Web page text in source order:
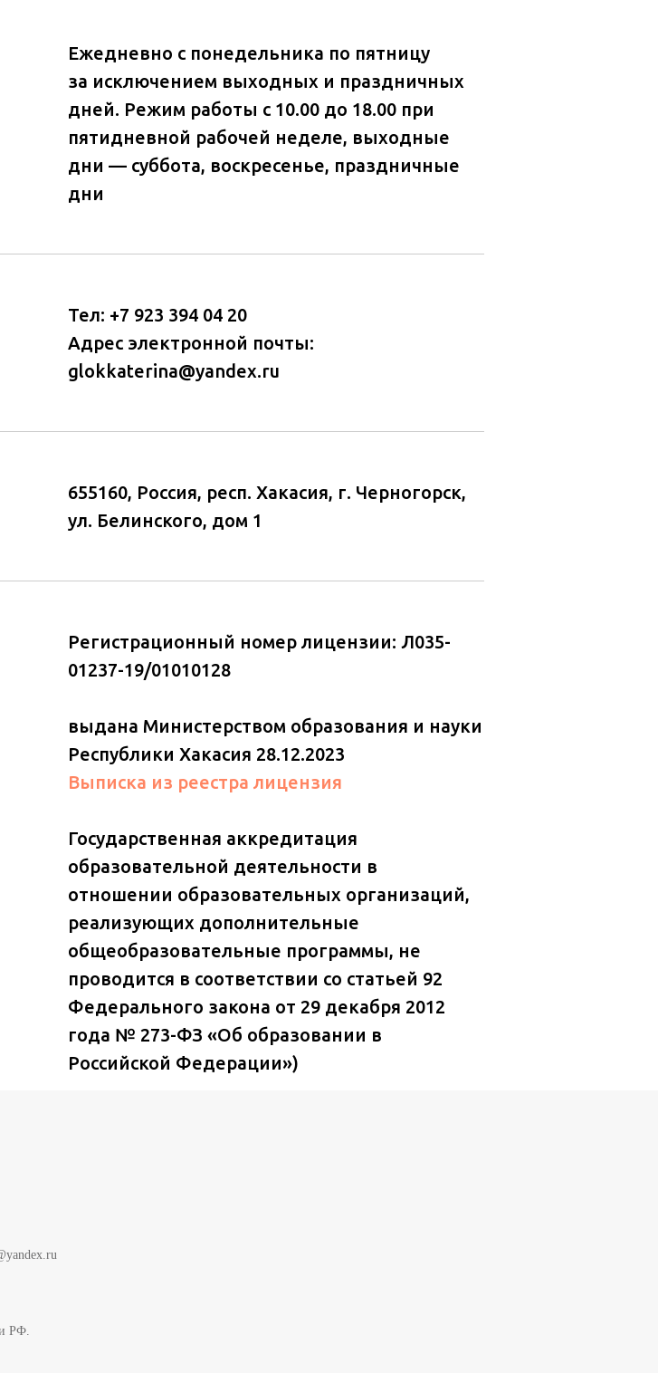
Ежедневно с понедельника по пятницу
за исключением выходных и праздничных
дней. Режим работы с 10.00 до 18.00 при
пятидневной рабочей неделе, выходные
дни — суббота, воскресенье, праздничные
дни
Тел: +7 923 394 04 20
Адрес электронной почты:
glokkaterina@yandex.ru
655160, Россия, респ. Хакасия, г. Черногорск,
ул. Белинского, дом 1
Регистрационный номер лицензии: Л035-
01237-19/01010128
выдана Министерством образования и науки
Республики Хакасия 28.12.2023
Выписка из реестра лицензия
Государственная аккредитация
образовательной деятельности в
отношении образовательных организаций,
реализующих дополнительные
общеобразовательные программы, не
проводится в соответствии со статьей 92
Федерального закона от 29 декабря 2012
года № 273-ФЗ «Об образовании в
Российской Федерации»)
РФ.